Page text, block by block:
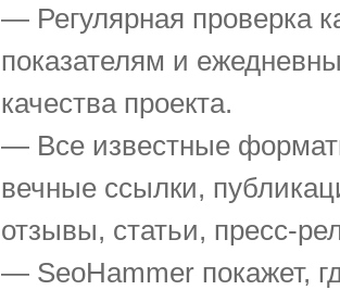
— Регулярная проверка
показателям и
качества проекта.
— Все известные
вечные ссылки,
отзывы, статьи, пресс-
— SeoHammer покажет,